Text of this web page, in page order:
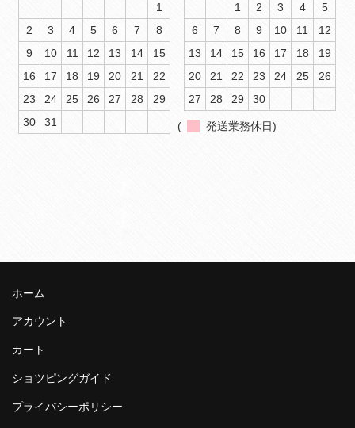
1
2
3 4 5 6 7
8
9
10 11 12 13 14
15
16
17 18 19 20 21
22
23
24 25 26 27 28
29
30
31
1
2 3 4
5
6
7 8 9 10 11
12
13
14 15 16 17 18
19
20
21 22 23 24 25
26
27
28 29 30
( 発送業務休日)
ホーム
アカウント
カート
ショツピングガイド
プライバシーポリシー